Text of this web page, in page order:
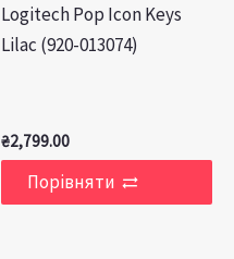
Logitech Pop Icon Keys
Lilac (920-013074)
₴2,799.00
Порівняти